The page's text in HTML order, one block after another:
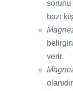
sorunu
bazı
verir.